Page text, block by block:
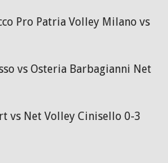
Pro Patria Volley Milano vs
vs Osteria Barbagianni Net
vs Net Volley Cinisello 0-3